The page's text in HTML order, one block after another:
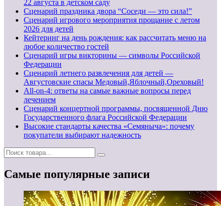
22 августа в детском саду
Сценарий праздника двора “Соседи — это сила!”
Сценарий игрового мероприятия прощание с летом
2026 для детей
Кейтеринг на день рождения: как рассчитать меню на
любое количество гостей
Сценарий игры викторины — символы Российской
Федерации
Сценарий летнего развлечения для детей —
Августовские спасы Медовый,Яблочный,Ореховый!
All-on-4: ответы на самые важные вопросы перед
лечением
Сценарий концертной программы, посвященной Дню
Государственного флага Российской Федерации
Высокие стандарты качества «Семяныча»: почему
покупатели выбирают надежность
Самые популярные записи